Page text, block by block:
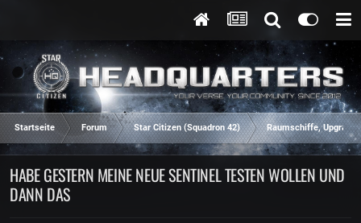
Startseite Forum Star Citizen (Squadron 42) Raumschiffe,
HABE GESTERN MEINE NEUE SENTINEL TESTEN WOLLEN UND
DANN DAS